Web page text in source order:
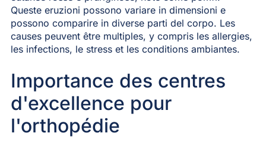
Queste eruzioni possono variare in dimensioni e
possono comparire in diverse parti del corpo. Les
causes peuvent être multiples, y compris les allergies,
les infections, le stress et les conditions ambiantes.
Importance des centres
d'excellence pour
l'orthopédie